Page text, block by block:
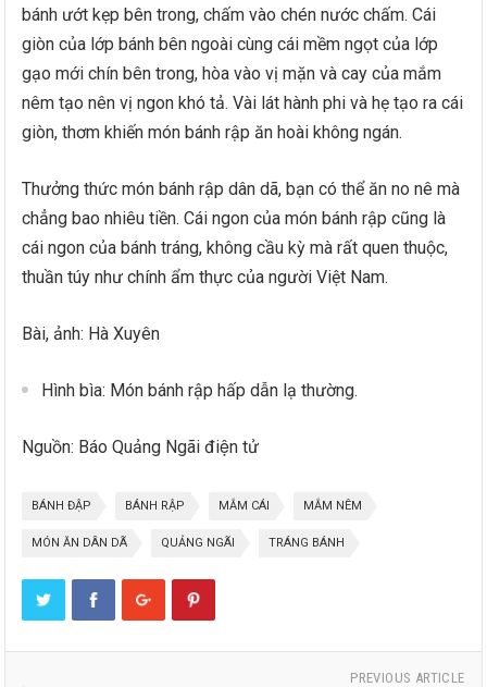
bánh ướt kẹp bên trong, chấm vào chén nước chấm. Cái
giòn của lớp bánh bên ngoài cùng cái mềm ngọt của lớp
gạo mới chín bên trong, hòa vào vị mặn và cay của mắm
nêm tạo nên vị ngon khó tả. Vài lát hành phi và hẹ tạo ra cái
giòn, thơm khiến món bánh rập ăn hoài không ngán.
Thưởng thức món bánh rập dân dã, bạn có thể ăn no nê mà
chẳng bao nhiêu tiền. Cái ngon của món bánh rập cũng là
cái ngon của bánh tráng, không cầu kỳ mà rất quen thuộc,
thuần túy như chính ẩm thực của người Việt Nam.
Bài, ảnh: Hà Xuyên
Hình bìa: Món bánh rập hấp dẫn lạ thường.
Nguồn: Báo Quảng Ngãi điện tử
BÁNH ĐẬP BÁNH RẬP MẮM CÁI MẮM NÊM
MÓN ĂN DÂN DÃ QUẢNG NGÃI TRÁNG BÁNH
PREVIOUS ARTICLE